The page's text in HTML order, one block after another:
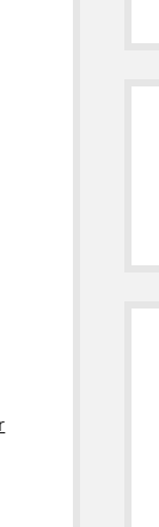
i
n
l